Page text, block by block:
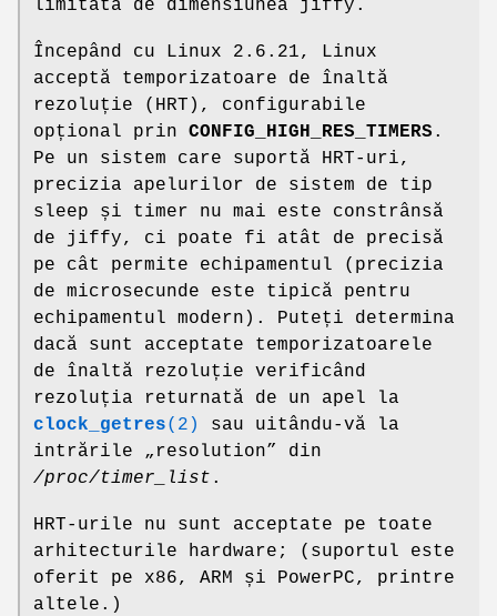
limitată de dimensiunea jiffy.
Începând cu Linux 2.6.21, Linux
acceptă temporizatoare de înaltă
rezoluție (HRT), configurabile
opțional prin CONFIG_HIGH_RES_TIMERS .
Pe un sistem care suportă HRT-uri,
precizia apelurilor de sistem de tip
sleep și timer nu mai este constrânsă
de jiffy, ci poate fi atât de precisă
pe cât permite echipamentul (precizia
de microsecunde este tipică pentru
echipamentul modern). Puteți determina
dacă sunt acceptate temporizatoarele
de înaltă rezoluție verificând
rezoluția returnată de un apel la
clock_getres(2)
sau uitându-vă la
intrările „resolution” din
/proc/timer_list .
HRT-urile nu sunt acceptate pe toate
arhitecturile hardware; (suportul este
oferit pe x86, ARM și PowerPC, printre
altele.)